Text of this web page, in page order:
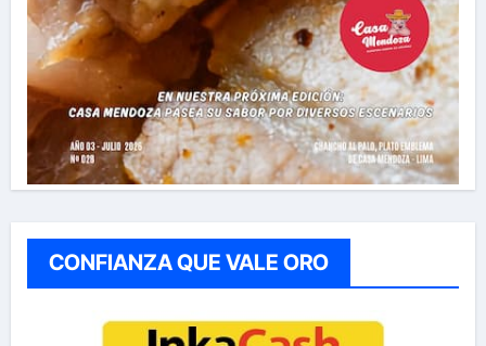
CONFIANZA QUE VALE ORO